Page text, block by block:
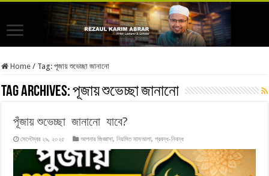
Home / Tag:পূজায় শুভেচ্ছা জানানো
Tag Archives:পূজায় শুভেচ্ছা জানানো
পূঁজায় শুভেচ্ছা জানানো যাবে?
সেপ্টেম্বর ২৯, ২০২৫ আপনার জিজ্ঞাসা,নিয়মিত মাসআলা,প্রবন্ধ-নিবন্ধ